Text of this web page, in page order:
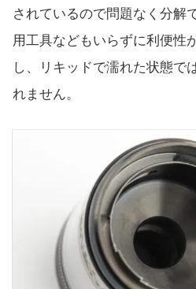
されているので問題なく分解
用工具などもいらずに利便性
し、リキッドで濡れた状態で
れません。